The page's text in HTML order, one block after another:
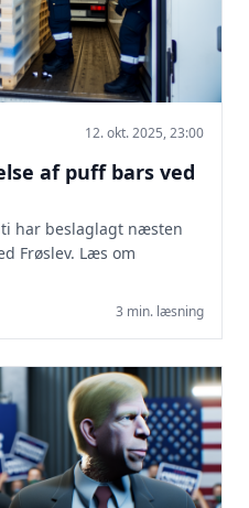
12. okt. 2025, 23:00
af puff bars ved
har beslaglagt næsten
Frøslev. Læs om
3 min. læsning